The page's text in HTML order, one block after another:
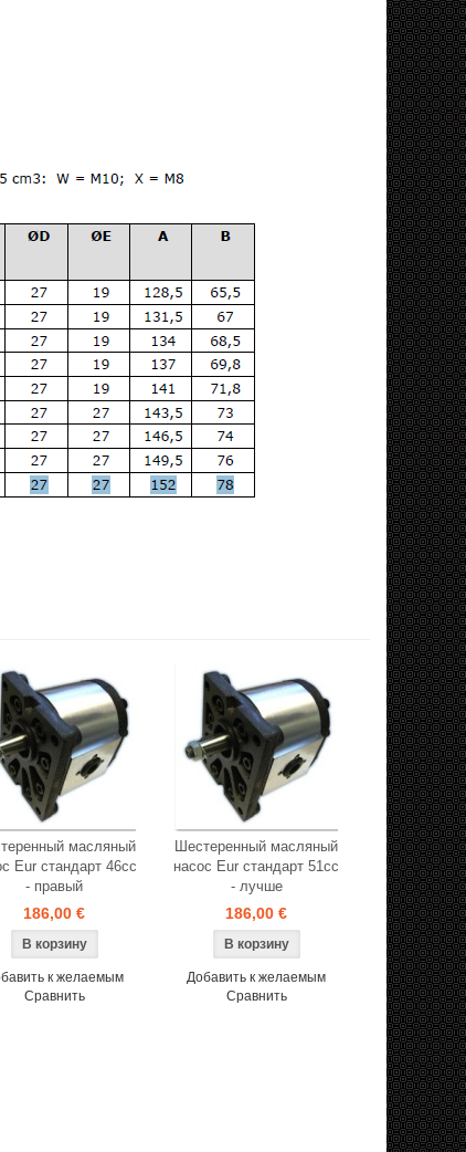
масляный
Eur стандарт 46cc
- правый
186,00 €
к желаемым
Сравнить
Шестеренный масляный
насос Eur стандарт 51cc
- лучше
186,00 €
Добавить к желаемым
Сравнить